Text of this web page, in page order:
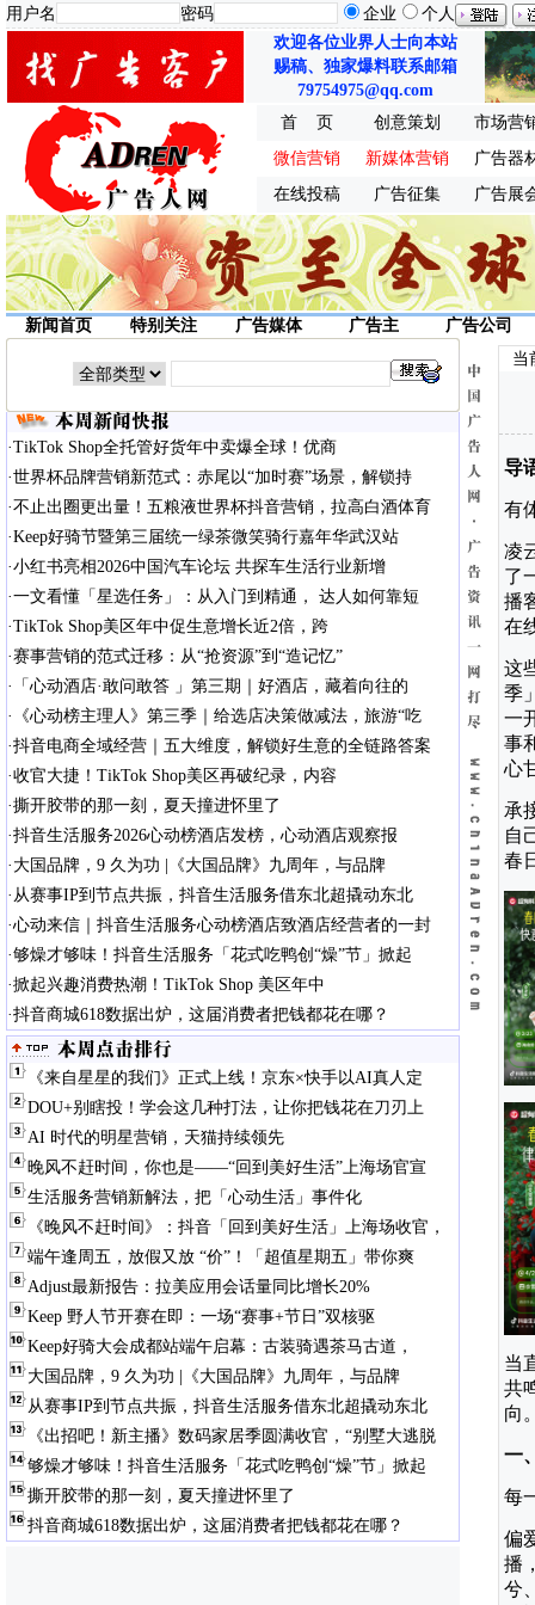
用户名 密码 企业
个人
欢迎各位业界人士向本站
赐稿、独家爆料联系邮箱
79754975@qq.com
首 页
创意策划
市场营
微信营销
新媒体营销
广告器
在线投稿
广告征集 广告展
新闻首页 特别关注 广告媒体 广告主 广告公司
·TikTok Shop全托管好货年中卖爆全球！优商
·世界杯品牌营销新范式：赤尾以“加时赛”场景，解锁持
·不止出圈更出量！五粮液世界杯抖音营销，拉高白酒体育
·Keep好骑节暨第三届统一绿茶微笑骑行嘉年华武汉站
·小红书亮相2026中国汽车论坛 共探车生活行业新增
·一文看懂「星选任务」：从入门到精通， 达人如何靠短
·TikTok Shop美区年中促生意增长近2倍，跨
·赛事营销的范式迁移：从“抢资源”到“造记忆”
·
「心动酒店·敢问敢答 」第三期｜好酒店，藏着向往的
·
《心动榜主理人》第三季｜给选店决策做减法，旅游“吃
·抖音电商全域经营｜五大维度，解锁好生意的全链路答案
·收官大捷！TikTok Shop美区再破纪录，内容
·撕开胶带的那一刻，夏天撞进怀里了
·抖音生活服务2026心动榜酒店发榜，心动酒店观察报
· 大国品牌，9 久为功 |《大国品牌》九周年，与品牌
· 从赛事IP到节点共振，抖音生活服务借东北超撬动东北
·心动来信｜抖音生活服务心动榜酒店致酒店经营者的一封
·够燥才够味！抖音生活服务「花式吃鸭创“燥”节」掀起
·掀起兴趣消费热潮！TikTok Shop 美区年中
·抖音商城618数据出炉，这届消费者把钱都花在哪？
《来自星星的我们》正式上线！京东×快手以AI真人定
DOU+别瞎投！学会这几种打法，让你把钱花在刀刃上
AI 时代的明星营销，天猫持续领先
晚风不赶时间，你也是——“回到美好生活”上海场官宣
生活服务营销新解法，把「心动生活」事件化
《晚风不赶时间》：抖音「回到美好生活」上海场收官，
端午逢周五，放假又放 “价”！「超值星期五」带你爽
Adjust最新报告：拉美应用会话量同比增长20%
Keep 野人节开赛在即：一场“赛事+节日”双核驱
Keep好骑大会成都站端午启幕：古装骑遇茶马古道，
大国品牌，9 久为功 |《大国品牌》九周年，与品牌
从赛事IP到节点共振，抖音生活服务借东北超撬动东北
《出招吧！新主播》数码家居季圆满收官，“别墅大逃脱
够燥才够味！抖音生活服务「花式吃鸭创“燥”节」掀起
撕开胶带的那一刻，夏天撞进怀里了
抖音商城618数据出炉，这届消费者把钱都花在哪？
当
导
有
凌
了
播
在
这
季
一
事
心
承
自
春
当
共
向
一
每
偏
播
兮